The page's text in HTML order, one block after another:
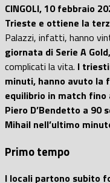
CINGOLI, 10 febbraio
Trieste e ottiene la
Palazzi, infatti, hanno
giornata di Serie A Gold,
complicati la vita. I
minuti, hanno avuto la
equilibrio in match fino
Piero D’Bendetto a 90
Mihail nell’ultimo
Primo tempo
I locali partono subito